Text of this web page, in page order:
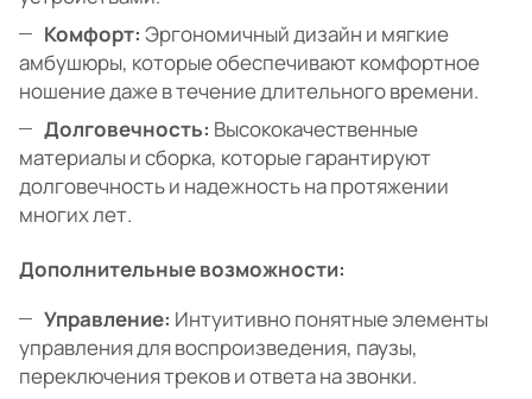
Комфорт: Эргономичный дизайн и мягкие
амбушюры, которые обеспечивают комфортное
ношение даже в течение длительного времени.
Долговечность: Высококачественные
материалы и сборка, которые гарантируют
долговечность и надежность на протяжении
многих лет.
Дополнительные возможности:
Управление: Интуитивно понятные элементы
управления для воспроизведения, паузы,
переключения треков и ответа на звонки.